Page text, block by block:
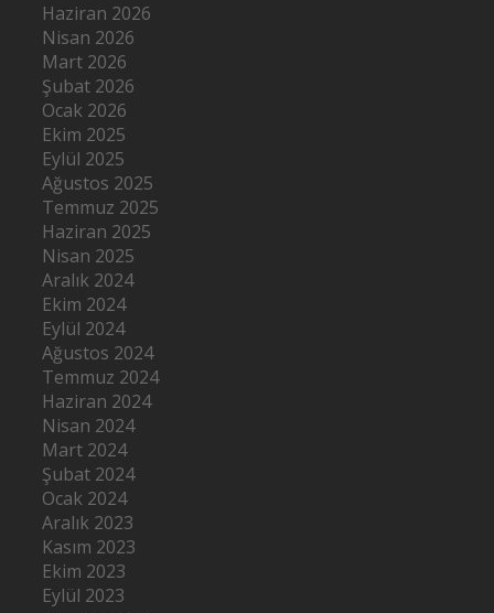
Haziran 2026
Nisan 2026
Mart 2026
Şubat 2026
Ocak 2026
Ekim 2025
Eylül 2025
Ağustos 2025
Temmuz 2025
Haziran 2025
Nisan 2025
Aralık 2024
Ekim 2024
Eylül 2024
Ağustos 2024
Temmuz 2024
Haziran 2024
Nisan 2024
Mart 2024
Şubat 2024
Ocak 2024
Aralık 2023
Kasım 2023
Ekim 2023
Eylül 2023